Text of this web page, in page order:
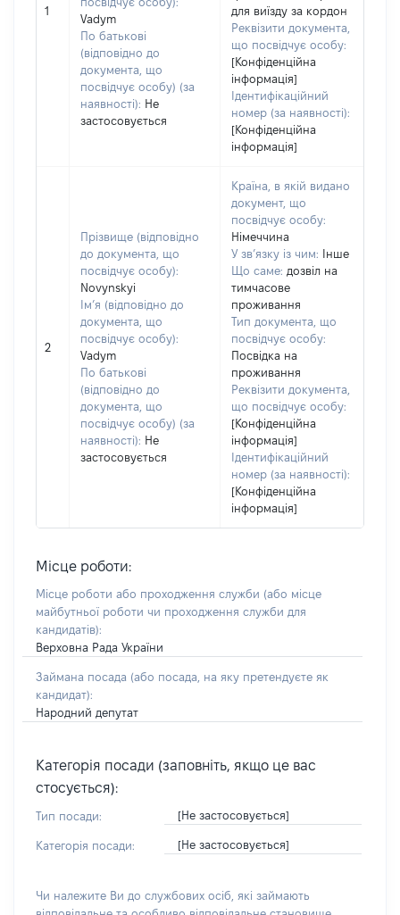
1
Vadym
По батькові
(відповідно до
документа, що
посвідчує особу) (за
наявності): Не
застосовується
для виїзду за кордон
Реквізити документа,
що посвідчує особу:
[Конфіденційна
інформація]
Ідентифікаційний
номер (за наявності):
[Конфіденційна
інформація]
2
Прізвище (відповідно
до документа, що
посвідчує особу):
Novynskyi
Ім’я (відповідно до
документа, що
посвідчує особу):
Vadym
По батькові
(відповідно до
документа, що
посвідчує особу) (за
наявності): Не
застосовується
Країна, в якій видано
документ, що
посвідчує особу:
Німеччина
У зв’язку із чим:
Інше
Що саме: дозвіл на
тимчасове
проживання
Тип документа, що
посвідчує особу:
Посвідка на
проживання
Реквізити документа,
що посвідчує особу:
[Конфіденційна
інформація]
Ідентифікаційний
номер (за наявності):
[Конфіденційна
інформація]
Місце роботи:
Місце роботи або проходження служби (або місце
майбутньої роботи чи проходження служби для
кандидатів):
Верховна Рада України
Займана посада (або посада, на яку претендуєте як
кандидат):
Народний депутат
Категорія посади (заповніть, якщо це вас
стосується):
Тип посади: [Не застосовується]
Категорія посади: [Не застосовується]
Чи належите Ви до службових осіб, які займають